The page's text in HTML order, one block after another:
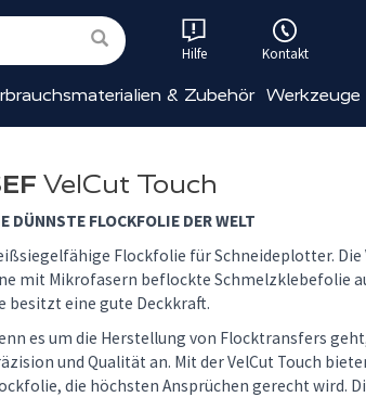
Hilfe Kontakt
& Zubehör Werkzeuge
VelCut Touch
DÜNNSTE FLOCKFOLIE DER WELT
Flockfolie für Schneideplotter. Die
mit Mikrofasern beflockte Schmelzklebefolie
besitzt eine gute Deckkraft.
es um die Herstellung von Flocktransfers
und Qualität an. Mit der VelCut Touch
die höchsten Ansprüchen gerecht wird.